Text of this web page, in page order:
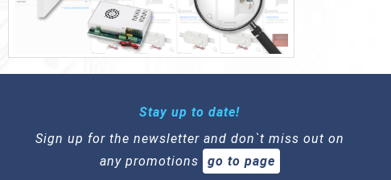
Stay up to date!
Sign up for the newsletter and don`t miss out on
any promotions
go to page